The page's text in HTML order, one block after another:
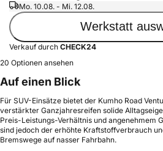
Mo. 10.08. - Mi. 12.08.
Werkstatt
Verkauf durch CHECK24
20 Optionen ansehen
Auf einen Blick
Für SUV-Einsätze bietet der Kumho Road
verstärkter Ganzjahresreifen solide
Preis-Leistungs-Verhältnis und angenehmem
sind jedoch der erhöhte Kraftstoffverbrauch
Bremswege auf nasser Fahrbahn.